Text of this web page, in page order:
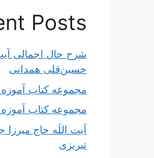
Posts
شرح حال اجمالی
حسین‌قلی همدانی
مجموعه کتاب
مجموعه کتاب
آیت اللَه حاج میرزا
تبریزی